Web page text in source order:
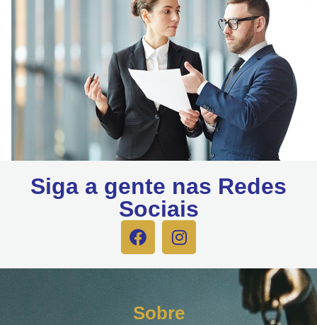
Siga a gente nas Redes
Sociais
Sobre